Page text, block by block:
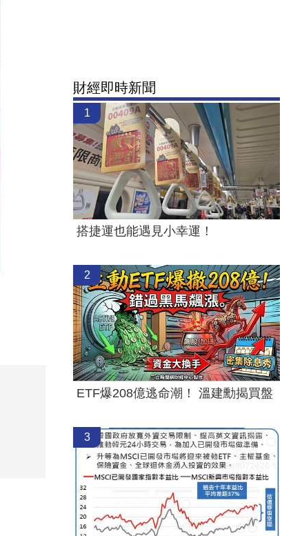
財經即時新聞
1
搭捷運也能遇見小幸運！
2
ETF爆208億逃命潮！ 溫建勳揭買盤
3